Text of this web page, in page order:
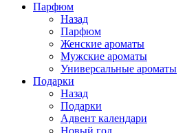
Парфюм
Назад
Парфюм
Женские ароматы
Мужские ароматы
Универсальные ароматы
Подарки
Назад
Подарки
Адвент календари
Новый год